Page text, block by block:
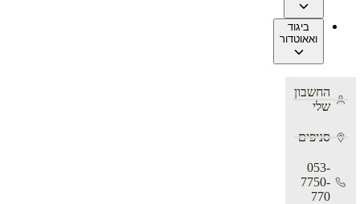
ביגוד
ואאוטדור
החשבון
שלי
סניפים
053-
7750-
770